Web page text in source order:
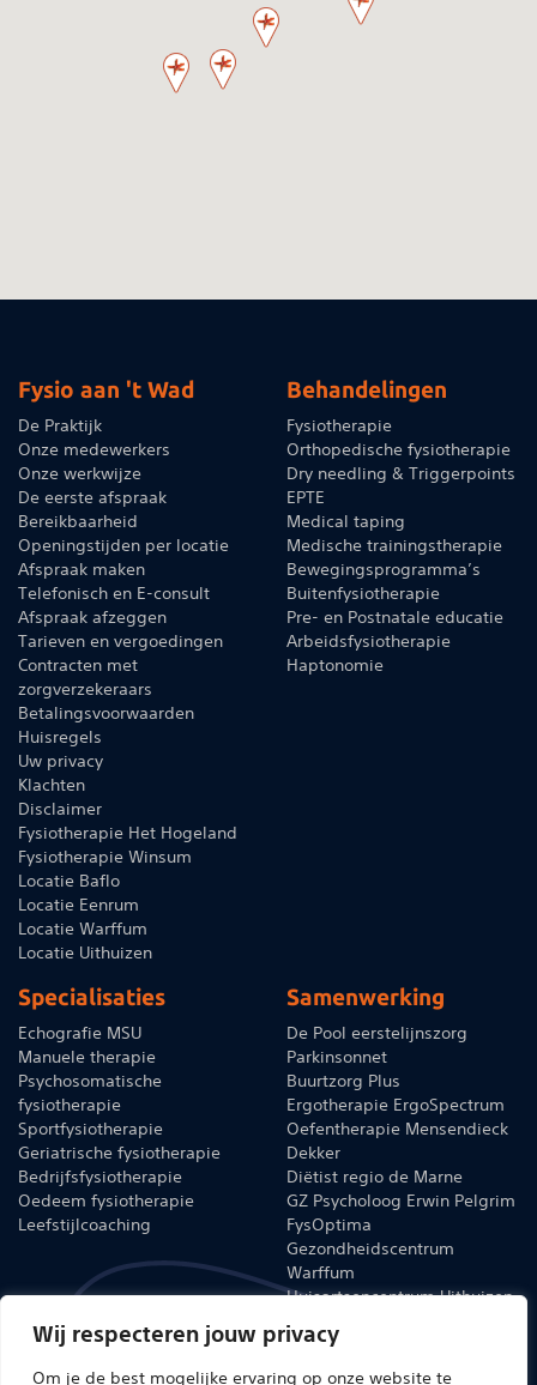
Wij respecteren jouw privacy
Om je de best mogelijke ervaring op onze website te
Fysio aan 't Wad
De Praktijk
Onze medewerkers
Onze werkwijze
De eerste afspraak
Bereikbaarheid
Openingstijden per locatie
Afspraak maken
Telefonisch en E-consult
Afspraak afzeggen
Tarieven en vergoedingen
Contracten met
zorgverzekeraars
Betalingsvoorwaarden
Huisregels
Uw privacy
Klachten
Disclaimer
Fysiotherapie Het Hogeland
Fysiotherapie Winsum
Locatie Baflo
Locatie Eenrum
Locatie Warffum
Locatie Uithuizen
Behandelingen
Fysiotherapie
Orthopedische fysiotherapie
Dry needling & Triggerpoints
EPTE
Medical taping
Medische trainingstherapie
Bewegingsprogramma’s
Buitenfysiotherapie
Pre- en Postnatale educatie
Arbeidsfysiotherapie
Haptonomie
Specialisaties
Echografie MSU
Manuele therapie
Psychosomatische
fysiotherapie
Sportfysiotherapie
Geriatrische fysiotherapie
Bedrijfsfysiotherapie
Oedeem fysiotherapie
Leefstijlcoaching
Samenwerking
De Pool eerstelijnszorg
Parkinsonnet
Buurtzorg Plus
Ergotherapie ErgoSpectrum
Oefentherapie Mensendieck
Dekker
Diëtist regio de Marne
GZ Psycholoog Erwin Pelgrim
FysOptima
Gezondheidscentrum
Warffum
Huisartsencentrum Uithuizen
Huisartsencentrum Eenrum
Claudicationet
Dienstencentrum Baflo